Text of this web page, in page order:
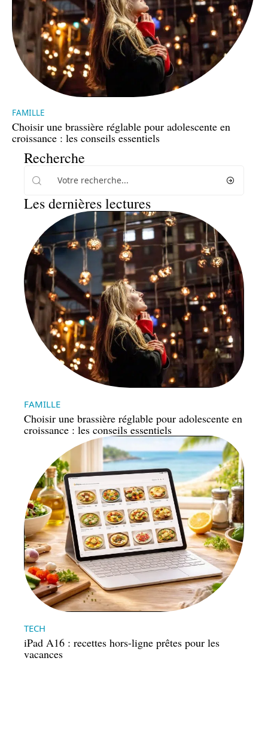
FAMILLE
Choisir une brassière réglable pour adolescente en
croissance : les conseils essentiels
Recherche
Les dernières lectures
FAMILLE
Choisir une brassière réglable pour adolescente en
croissance : les conseils essentiels
TECH
iPad A16 : recettes hors-ligne prêtes pour les
vacances